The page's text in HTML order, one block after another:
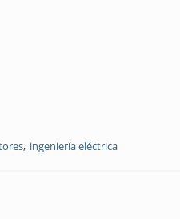
ingeniería eléctrica